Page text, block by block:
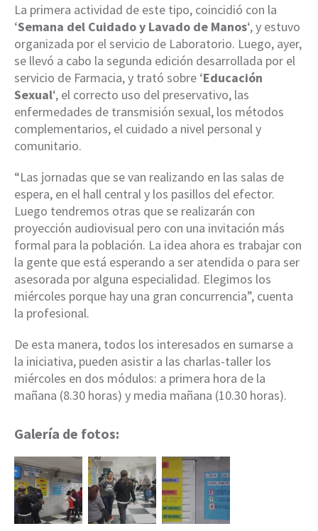
La primera actividad de este tipo, coincidió con la
‘Semana del Cuidado y Lavado de Manos‘, y estuvo
organizada por el servicio de Laboratorio. Luego, ayer,
se llevó a cabo la segunda edición desarrollada por el
servicio de Farmacia, y trató sobre ‘Educación
Sexual‘, el correcto uso del preservativo, las
enfermedades de transmisión sexual, los métodos
complementarios, el cuidado a nivel personal y
comunitario.
“Las jornadas que se van realizando en las salas de
espera, en el hall central y los pasillos del efector.
Luego tendremos otras que se realizarán con
proyección audiovisual pero con una invitación más
formal para la población. La idea ahora es trabajar con
la gente que está esperando a ser atendida o para ser
asesorada por alguna especialidad. Elegimos los
miércoles porque hay una gran concurrencia”, cuenta
la profesional.
De esta manera, todos los interesados en sumarse a
la iniciativa, pueden asistir a las charlas-taller los
miércoles en dos módulos: a primera hora de la
mañana (8.30 horas) y media mañana (10.30 horas).
Galería de fotos: